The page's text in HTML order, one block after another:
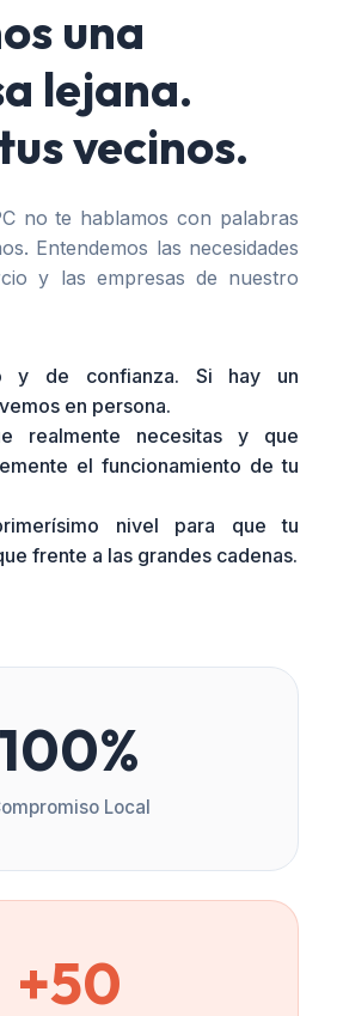
una
lejana.
vecinos.
no te hablamos con palabras
Entendemos las necesidades
y las empresas de nuestro
y de confianza. Si hay un
en persona.
realmente necesitas y que
el funcionamiento de tu
nivel para que tu
frente a las grandes cadenas.
100%
Local
+50